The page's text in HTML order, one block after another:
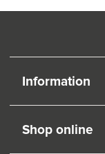
Information
Shop online